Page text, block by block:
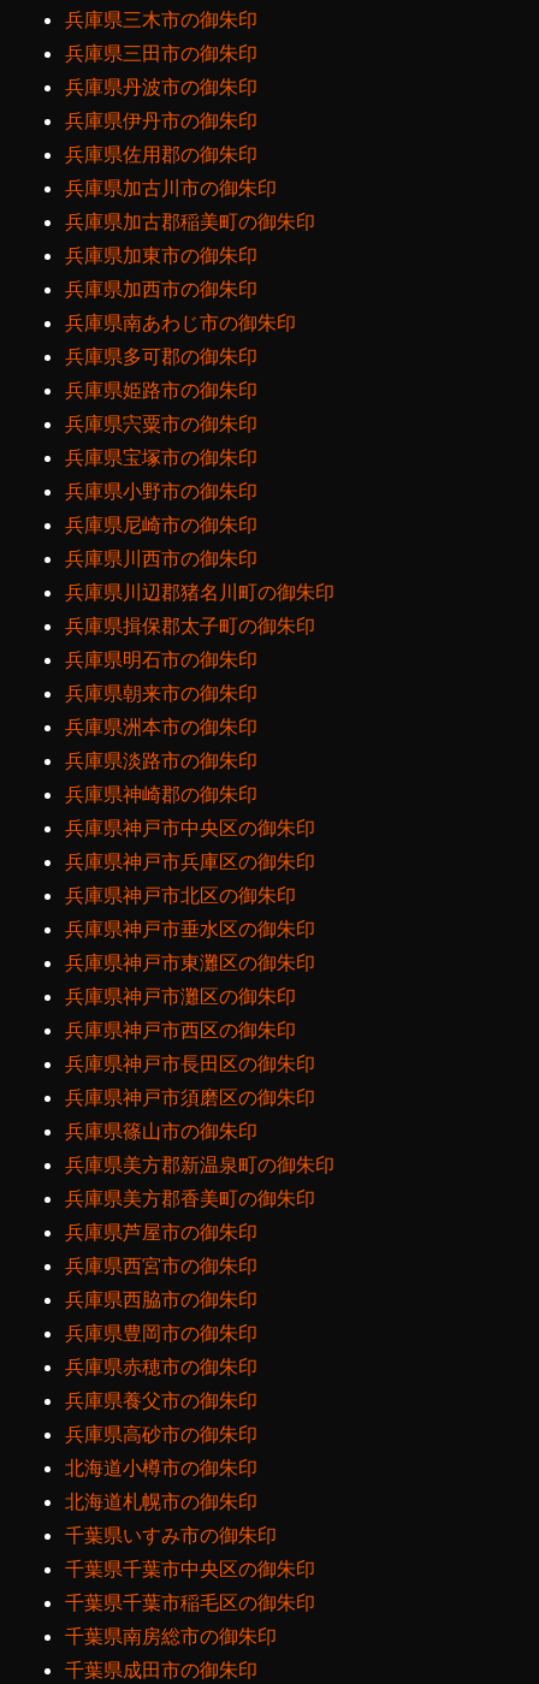
兵庫県三木市の御朱印
兵庫県三田市の御朱印
兵庫県丹波市の御朱印
兵庫県伊丹市の御朱印
兵庫県佐用郡の御朱印
兵庫県加古川市の御朱印
兵庫県加古郡稲美町の御朱印
兵庫県加東市の御朱印
兵庫県加西市の御朱印
兵庫県南あわじ市の御朱印
兵庫県多可郡の御朱印
兵庫県姫路市の御朱印
兵庫県宍粟市の御朱印
兵庫県宝塚市の御朱印
兵庫県小野市の御朱印
兵庫県尼崎市の御朱印
兵庫県川西市の御朱印
兵庫県川辺郡猪名川町の御朱印
兵庫県揖保郡太子町の御朱印
兵庫県明石市の御朱印
兵庫県朝来市の御朱印
兵庫県洲本市の御朱印
兵庫県淡路市の御朱印
兵庫県神崎郡の御朱印
兵庫県神戸市中央区の御朱印
兵庫県神戸市兵庫区の御朱印
兵庫県神戸市北区の御朱印
兵庫県神戸市垂水区の御朱印
兵庫県神戸市東灘区の御朱印
兵庫県神戸市灘区の御朱印
兵庫県神戸市西区の御朱印
兵庫県神戸市長田区の御朱印
兵庫県神戸市須磨区の御朱印
兵庫県篠山市の御朱印
兵庫県美方郡新温泉町の御朱印
兵庫県美方郡香美町の御朱印
兵庫県芦屋市の御朱印
兵庫県西宮市の御朱印
兵庫県西脇市の御朱印
兵庫県豊岡市の御朱印
兵庫県赤穂市の御朱印
兵庫県養父市の御朱印
兵庫県高砂市の御朱印
北海道小樽市の御朱印
北海道札幌市の御朱印
千葉県いすみ市の御朱印
千葉県千葉市中央区の御朱印
千葉県千葉市稲毛区の御朱印
千葉県南房総市の御朱印
千葉県成田市の御朱印